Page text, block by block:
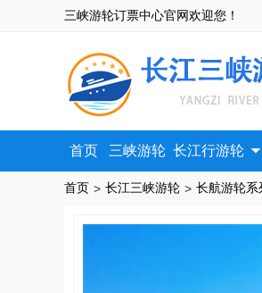
三峡游轮订票中心官网欢迎您！
首页 三峡游轮 长江行游轮 
首页 > 长江三峡游轮 > 长航游轮系